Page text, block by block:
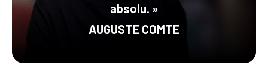
absolu. »
AUGUSTE COMTE